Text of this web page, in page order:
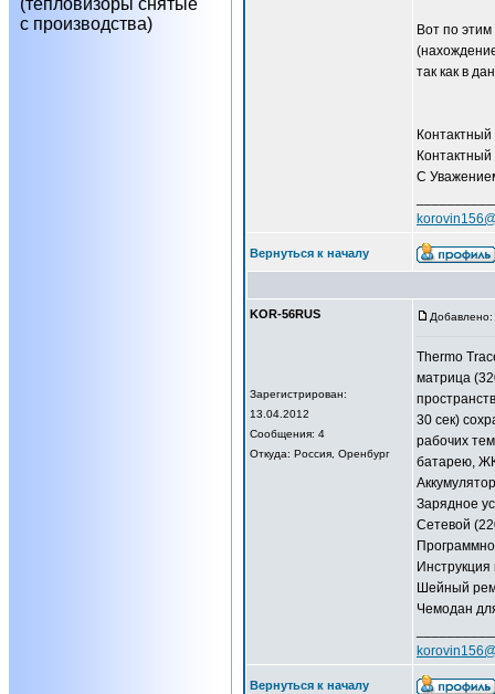
(тепловизоры снятые
с производства)
Вот по
так как в
С
Вернуться к началу
KOR-56RUS
Зарегистрирован:
13.04.2012
Сообщения: 4
Откуда: Россия, Оренбург
Thermo
матрица
30 сек)
рабочих
батарею,
Зарядное
Сетевой
Шейный
Чемодан
Вернуться к началу